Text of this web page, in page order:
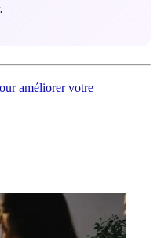
améliorer votre